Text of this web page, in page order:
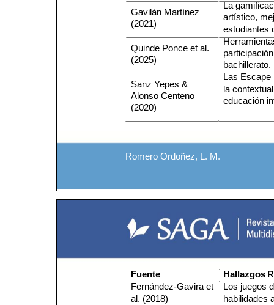
Romero Ordoñez, L. M.
Gavilán Martínez
(2021)
Quinde Ponce et al.
(2025)
Sanz Yepes &
Alonso Centeno
(2020)
La
artístico,
estudiantes
bachillerato.
Las
la
educación
Fuente Hallazgos
Fernández-Gavira et
al. (2018)
Los juegos
habilidades